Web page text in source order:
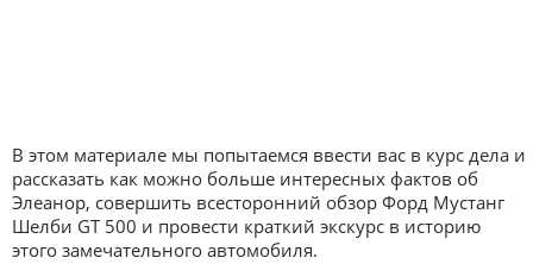
В этом материале мы попытаемся ввести вас в курс дела и
рассказать как можно больше интересных фактов об
Элеанор, совершить всесторонний обзор Форд Мустанг
Шелби GT 500 и провести краткий экскурс в историю
этого замечательного автомобиля.